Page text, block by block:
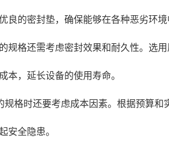
良的密封垫，确保能够在各种恶劣环境
规格还需考虑密封效果和耐久性。选
本，延长设备的使用寿命。
规格时还要考虑成本因素。根据预算
安全隐患。